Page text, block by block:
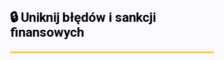
🔒 Uniknij błędów i sankcji
finansowych